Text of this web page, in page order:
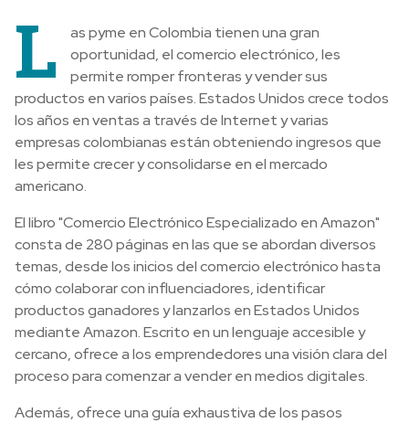
L
as pyme en Colombia tienen una gran
oportunidad, el comercio electrónico, les
permite romper fronteras y vender sus
productos en varios países. Estados Unidos crece todos
los años en ventas a través de Internet y varias
empresas colombianas están obteniendo ingresos que
les permite crecer y consolidarse en el mercado
americano.
El libro "Comercio Electrónico Especializado en Amazon"
consta de 280 páginas en las que se abordan diversos
temas, desde los inicios del comercio electrónico hasta
cómo colaborar con influenciadores, identificar
productos ganadores y lanzarlos en Estados Unidos
mediante Amazon. Escrito en un lenguaje accesible y
cercano, ofrece a los emprendedores una visión clara del
proceso para comenzar a vender en medios digitales.
Además, ofrece una guía exhaustiva de los pasos